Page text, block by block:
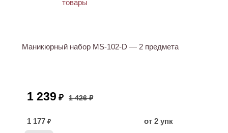
Маникюрный набор MS-102-D — 2 предмета
1 239 ₽ 1 426 ₽
1 177 ₽
от 2 упк